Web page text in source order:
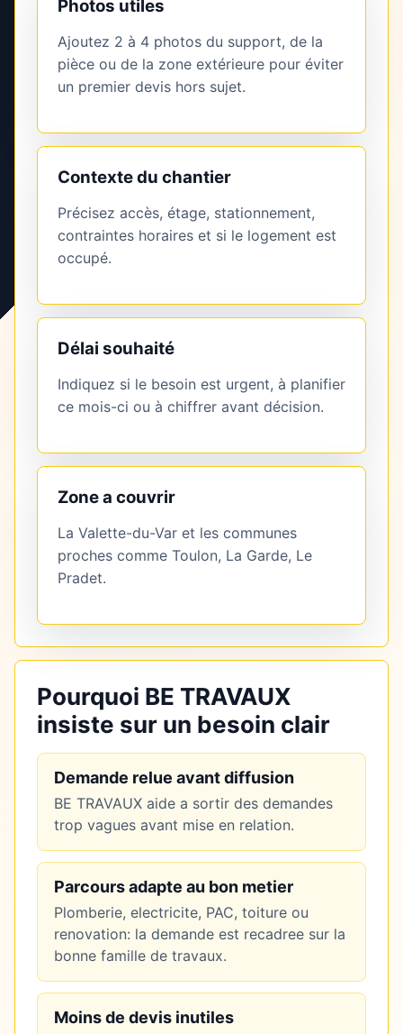
Photos utiles
Ajoutez 2 à 4 photos du support, de la
pièce ou de la zone extérieure pour éviter
un premier devis hors sujet.
Contexte du chantier
Précisez accès, étage, stationnement,
contraintes horaires et si le logement est
occupé.
Délai souhaité
Indiquez si le besoin est urgent, à planifier
ce mois-ci ou à chiffrer avant décision.
Zone a couvrir
La Valette-du-Var et les communes
proches comme Toulon, La Garde, Le
Pradet.
Pourquoi BE TRAVAUX
insiste sur un besoin clair
Demande relue avant diffusion
BE TRAVAUX aide a sortir des demandes
trop vagues avant mise en relation.
Parcours adapte au bon metier
Plomberie, electricite, PAC, toiture ou
renovation: la demande est recadree sur la
bonne famille de travaux.
Moins de devis inutiles